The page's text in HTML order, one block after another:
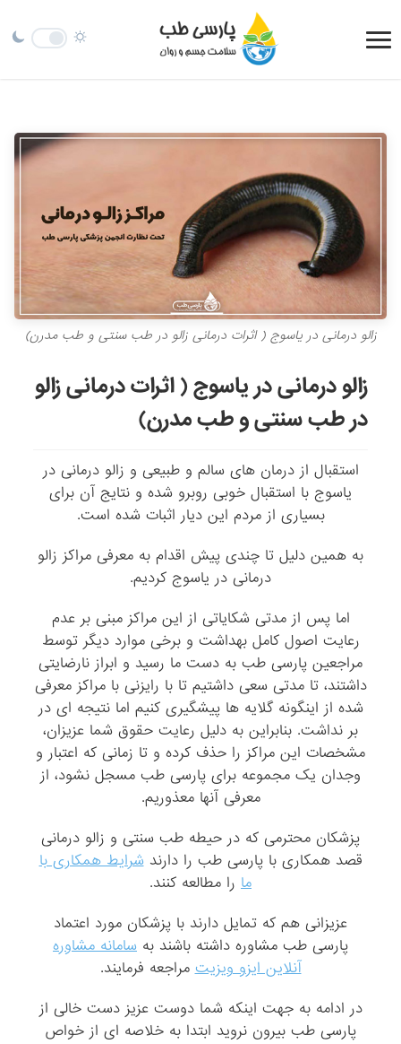
زالو درمانی در یاسوج ( اثرات درمانی زالو در طب سنتی و طب مدرن)
زالو درمانی در یاسوج ( اثرات درمانی زالو
در طب سنتی و طب مدرن)
استقبال از درمان های سالم و طبیعی و زالو درمانی در
یاسوج با استقبال خوبی روبرو شده و نتایج آن برای
بسیاری از مردم این دیار اثبات شده است.
به همین دلیل تا چندی پیش اقدام به معرفی مراکز زالو
درمانی در یاسوج کردیم.
اما پس از مدتی شکایاتی از این مراکز مبنی بر عدم
رعایت اصول کامل بهداشت و برخی موارد دیگر توسط
مراجعین پارسی طب به دست ما رسید و ابراز نارضایتی
داشتند، تا مدتی سعی داشتیم تا با رایزنی با مراکز معرفی
شده از اینگونه گلایه ها پیشگیری کنیم اما نتیجه ای در
بر نداشت. بنابراین به دلیل رعایت حقوق شما عزیزان،
مشخصات این مراکز را حذف کرده و تا زمانی که اعتبار و
وجدان یک مجموعه برای پارسی طب مسجل نشود، از
معرفی آنها معذوریم.
پزشکان محترمی که در حیطه طب سنتی و زالو درمانی
قصد همکاری با پارسی طب را دارندشرایط همکاری با
ما را مطالعه کنند.
عزیزانی هم که تمایل دارند با پزشکان مورد اعتماد
پارسی طب مشاوره داشته باشند به سامانه مشاوره
آنلاین ایزو ویزیتمراجعه فرمایند.
در ادامه به جهت اینکه شما دوست عزیز دست خالی از
پارسی طب بیرون نروید ابتدا به خلاصه ای از خواص